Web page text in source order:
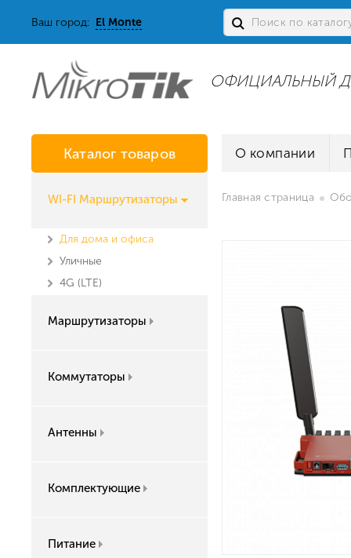
Ваш город: El Monte
ОФИЦИАЛЬНЫЙ
Каталог товаров
WI-FI Маршрутизаторы
Для дома и офиса
Уличные
4G (LTE)
Маршрутизаторы
Коммутаторы
Антенны
Комплектующие
Питание
О компании
Главная страница